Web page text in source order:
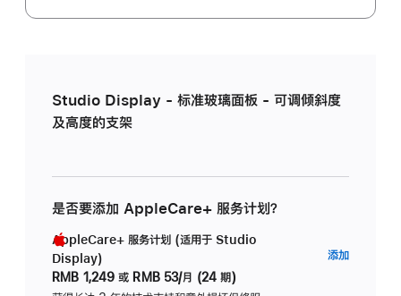
Studio Display - 标准玻璃面板 - 可调倾斜度
及高度的支架
是否要添加 AppleCare+ 服务计划？
AppleCare+ 服务计划 (适用于 Studio
Display)
RMB 1,249 或 RMB 53/月 (24 期)
添加